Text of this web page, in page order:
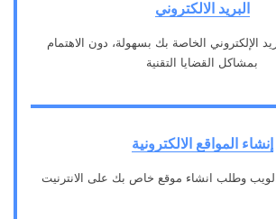
البريد الالكتروني
الإلكتروني الخاصة بك بسهولة، دون الاهتمام
بمشاكل القضايا التقنية
إنشاء المواقع الالكترونية
وطلب انشاء موقع خاص بك على الانترنيت